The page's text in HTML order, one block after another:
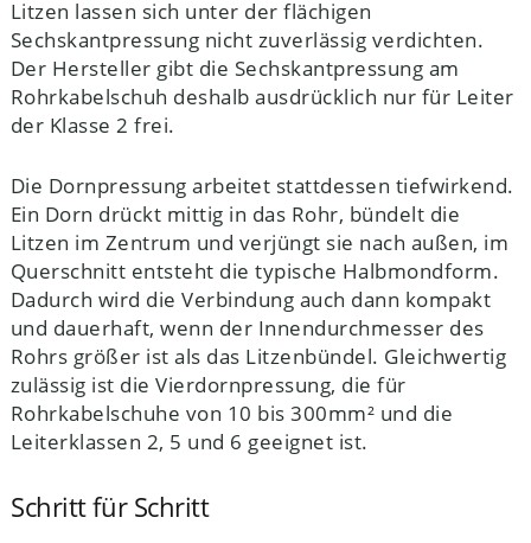
Litzen lassen sich unter der flächigen
Sechskantpressung nicht zuverlässig verdichten.
Der Hersteller gibt die Sechskantpressung am
Rohrkabelschuh deshalb ausdrücklich nur für Leiter
der Klasse 2 frei.
Die Dornpressung arbeitet stattdessen tiefwirkend.
Ein Dorn drückt mittig in das Rohr, bündelt die
Litzen im Zentrum und verjüngt sie nach außen, im
Querschnitt entsteht die typische Halbmondform.
Dadurch wird die Verbindung auch dann kompakt
und dauerhaft, wenn der Innendurchmesser des
Rohrs größer ist als das Litzenbündel. Gleichwertig
zulässig ist die Vierdornpressung, die für
Rohrkabelschuhe von 10 bis 300mm² und die
Leiterklassen 2, 5 und 6 geeignet ist.
Schritt für Schritt